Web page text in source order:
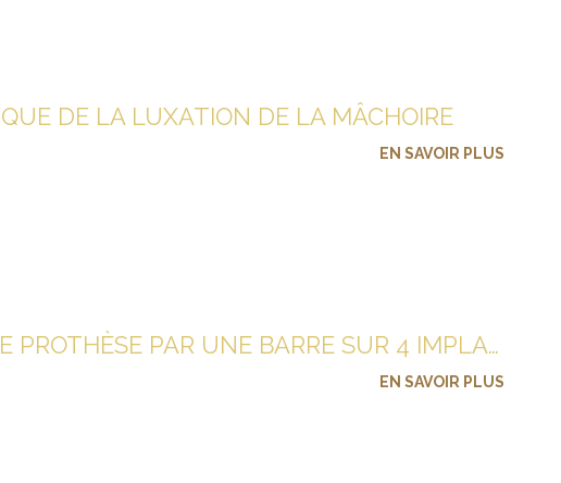
DE LA LUXATION DE LA MÂCHOIRE
EN SAVOIR PLUS
FIXATION D’UNE PROTHÈSE PAR UNE BARRE SUR 4 IMPLANTS
EN SAVOIR PLUS